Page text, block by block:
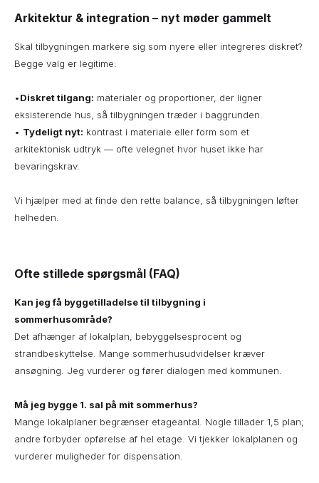
Arkitektur & integration – nyt møder gammelt
Skal tilbygningen markere sig som nyere eller integreres diskret?
Begge valg er legitime:
•Diskret tilgang: materialer og proportioner, der ligner
eksisterende hus, så tilbygningen træder i baggrunden.
• Tydeligt nyt: kontrast i materiale eller form som et
arkitektonisk udtryk — ofte velegnet hvor huset ikke har
bevaringskrav.
Vi hjælper med at finde den rette balance, så tilbygningen løfter
helheden.
Ofte stillede spørgsmål (FAQ)
Kan jeg få byggetilladelse til tilbygning i
sommerhusområde?
Det afhænger af lokalplan, bebyggelsesprocent og
strandbeskyttelse. Mange sommerhusudvidelser kræver
ansøgning. Jeg vurderer og fører dialogen med kommunen.
Må jeg bygge 1. sal på mit sommerhus?
Mange lokalplaner begrænser etageantal. Nogle tillader 1,5 plan;
andre forbyder opførelse af hel etage. Vi tjekker lokalplanen og
vurderer muligheder for dispensation.